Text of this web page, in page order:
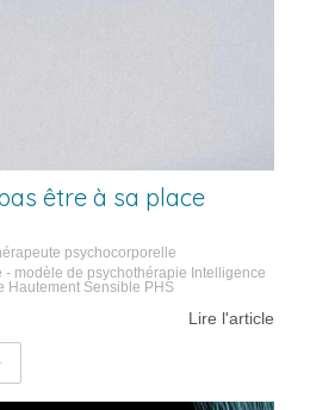
être à sa place
psychocorporelle
modèle de psychothérapie Intelligence
Hautement Sensible PHS
Lire l'article